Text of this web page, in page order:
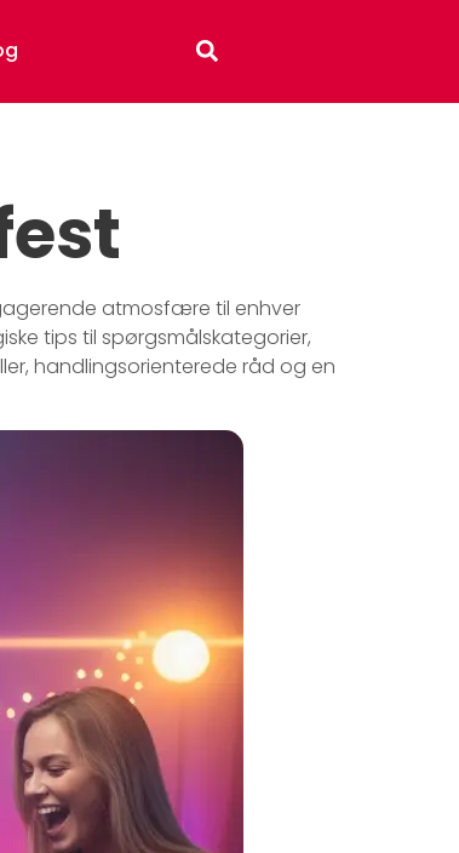
atmosfære til enhver
tips til spørgsmålskategorier,
handlingsorienterede råd og en